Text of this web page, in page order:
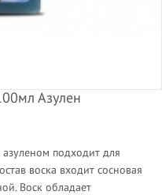
Азулен
подходит для
воска входит сосновая
Воск обладает